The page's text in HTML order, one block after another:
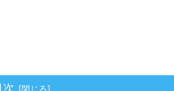
次